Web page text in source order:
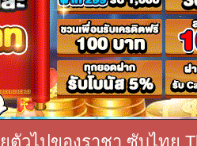
ตัวไปของราชา ซับไทย